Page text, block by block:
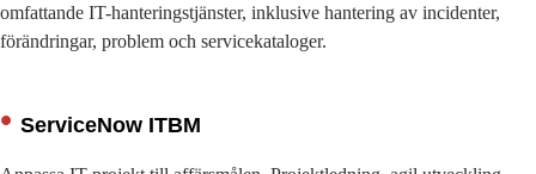
omfattande IT-hanteringstjänster, inklusive hantering av incidenter,
förändringar, problem och servicekataloger.
ServiceNow ITBM